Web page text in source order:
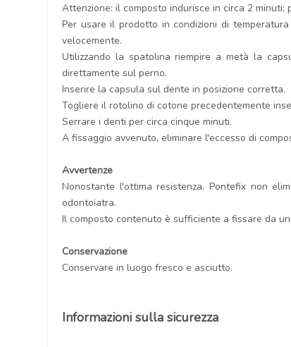
Attenzione: il composto indurisce in circa 2
Per usare il prodotto in condizioni di
velocemente.
Utilizzando la spatolina riempire a metà la
direttamente sul perno.
Inserire la capsula sul dente in posizione corretta.
Togliere il rotolino di cotone precedentemente
Serrare i denti per circa cinque minuti.
A fissaggio avvenuto, eliminare l'eccesso di
Avvertenze
Nonostante l'ottima resistenza, Pontefix non
odontoiatra.
Il composto contenuto è sufficiente a fissare da
Conservazione
Conservare in luogo fresco e asciutto.
Informazioni sulla sicurezza